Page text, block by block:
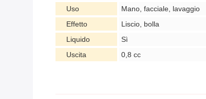
Uso
Mano, facciale, lavaggio
Effetto
Liscio, bolla
Liquido
Sì
Uscita
0,8 cc